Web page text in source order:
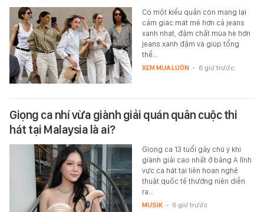
Có một kiểu quần còn mang lại
cảm giác mát mẻ hơn cả jeans
xanh nhạt, đậm chất mùa hè hơn
jeans xanh đậm và giúp tổng
thể…
XEM MUA LUÔN - 6 giờ trước
Giọng ca nhí vừa giành giải quán quân cuộc thi
hát tại Malaysia là ai?
Giọng ca 13 tuổi gây chú ý khi
giành giải cao nhất ở bảng A lĩnh
vực ca hát tại liên hoan nghệ
thuật quốc tế thường niên diễn
ra…
MUSIK - 6 giờ trước